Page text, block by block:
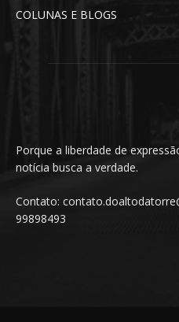
COLUNAS E BLOGS
Porque a liberdade de
notícia busca a verdade.
Contato:
99898493